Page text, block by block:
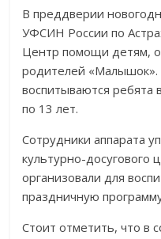
В преддверии
УФСИН России по
Центр помощи детям,
родителей
воспитываются ребята
по 13 лет.
Сотрудники аппарата
культурно-досугового
организовали для
праздничную
Стоит отметить, что в